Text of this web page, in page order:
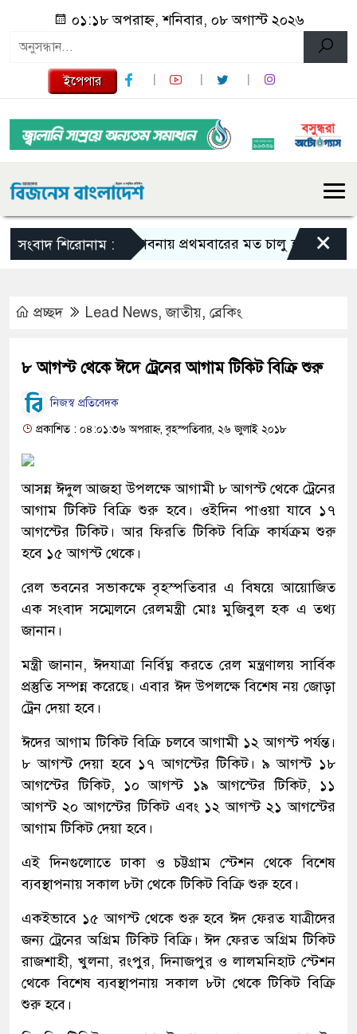
০১:১৮ অপরাহ্ন, শনিবার, ০৮ অগাস্ট ২০২৬
ইপেপার
সংবাদ শিরোনাম :পাবনায় প্রথমবারের মত চালু হলো শিশুদের×
প্রচ্ছদ Lead News,জাতীয়, ব্রেকিং
৮ আগস্ট থেকে ঈদে ট্রেনের আগাম টিকিট বিক্রি শুরু
নিজস্ব প্রতিবেদক
প্রকাশিত : ০৪:০১:৩৬ অপরাহ্ন, বৃহস্পতিবার, ২৬ জুলাই ২০১৮
আসন্ন ঈদুল আজহা উপলক্ষে আগামী ৮ আগস্ট থেকে ট্রেনের
আগাম টিকিট বিক্রি শুরু হবে। ওইদিন পাওয়া যাবে ১৭
আগস্টের টিকিট। আর ফিরতি টিকিট বিক্রি কার্যক্রম শুরু
হবে ১৫ আগস্ট থেকে।
রেল ভবনের সভাকক্ষে বৃহস্পতিবার এ বিষয়ে আয়োজিত
এক সংবাদ সম্মেলনে রেলমন্ত্রী মোঃ মুজিবুল হক এ তথ্য
জানান।
মন্ত্রী জানান, ঈদযাত্রা নির্বিঘ্ন করতে রেল মন্ত্রণালয় সার্বিক
প্রস্তুতি সম্পন্ন করেছে। এবার ঈদ উপলক্ষে বিশেষ নয় জোড়া
ট্রেন দেয়া হবে।
ঈদের আগাম টিকিট বিক্রি চলবে আগামী ১২ আগস্ট পর্যন্ত।
৮ আগস্ট দেয়া হবে ১৭ আগস্টের টিকিট। ৯ আগস্ট ১৮
আগস্টের টিকিট, ১০ আগস্ট ১৯ আগস্টের টিকিট, ১১
আগস্ট ২০ আগস্টের টিকিট এবং ১২ আগস্ট ২১ আগস্টের
আগাম টিকিট দেয়া হবে।
এই দিনগুলোতে ঢাকা ও চট্টগ্রাম স্টেশন থেকে বিশেষ
ব্যবস্থাপনায় সকাল ৮টা থেকে টিকিট বিক্রি শুরু হবে।
একইভাবে ১৫ আগস্ট থেকে শুরু হবে ঈদ ফেরত যাত্রীদের
জন্য ট্রেনের অগ্রিম টিকিট বিক্রি। ঈদ ফেরত অগ্রিম টিকিট
রাজশাহী, খুলনা, রংপুর, দিনাজপুর ও লালমনিহাট স্টেশন
থেকে বিশেষ ব্যবস্থাপনায় সকাল ৮টা থেকে টিকিট বিক্রি
শুরু হবে।